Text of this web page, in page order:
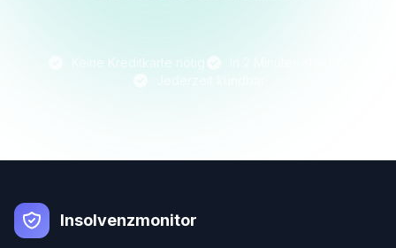
Insolvenzmonitor